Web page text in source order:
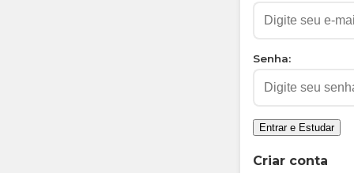
Senha:
Entrar e Estudar
Criar conta